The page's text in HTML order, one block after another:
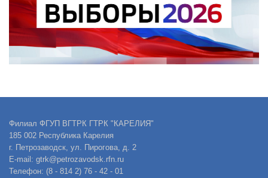
Филиал ФГУП ВГТРК ГТРК "КАРЕЛИЯ"
185 002 Республика Карелия
г. Петрозаводск, ул. Пирогова, д. 2
E-mail: gtrk@petrozavodsk.rfn.ru
Телефон: (8 - 814 2) 76 - 42 - 01